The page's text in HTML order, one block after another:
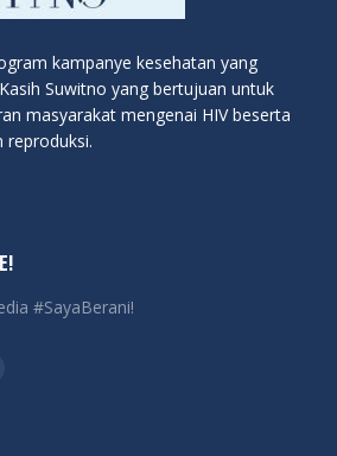
kampanye kesehatan yang
Suwitno yang bertujuan untuk
masyarakat mengenai HIV beserta
reproduksi.
#SayaBerani!